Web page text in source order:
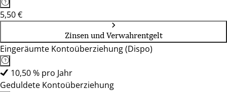
5,50 €
Zinsen und Verwahrentgelt
Eingeräumte Kontoüberziehung (Dispo)
10,50 % pro Jahr
Geduldete Kontoüberziehung